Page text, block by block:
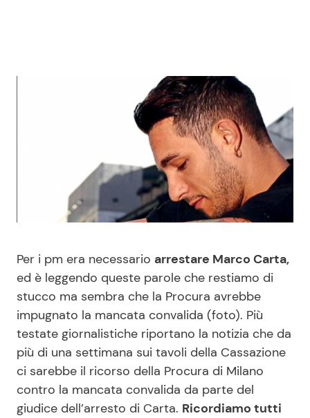
Benessere
Mondo Mamma
News benessere
Salute
Viaggi e Turismo
Cucina e Ricette
Consigli di Cucina
Le Ricette in TV
Primi Piatti
Ricette Facili e Veloci
Ricette Feste
Per i pm era necessario arrestare Marco Carta,
ed è leggendo queste parole che restiamo di
stucco ma sembra che la Procura avrebbe
impugnato la mancata convalida (foto). Più
testate giornalistiche riportano la notizia che da
più di una settimana sui tavoli della Cassazione
ci sarebbe il ricorso della Procura di Milano
contro la mancata convalida da parte del
giudice dell’arresto di Carta. Ricordiamo tutti